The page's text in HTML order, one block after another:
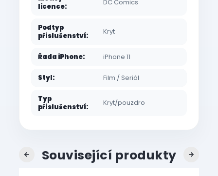
licence: DC Comics
Podtyp
příslušenství: Kryt
Řada iPhone: iPhone 11
Styl: Film / Seriál
Typ
příslušenství: Kryt/pouzdro
Související produkty
Previous Next